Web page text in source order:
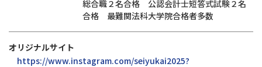
総合職２名合格 公認会計士短答式試験２名
合格 最難関法科大学院合格者多数
オリジナルサイト
https://www.instagram.com/seiyukai2025?